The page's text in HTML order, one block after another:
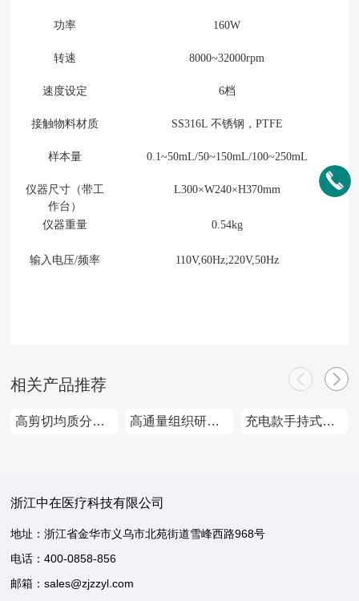
功率 160W
转速 8000~32000rpm
速度设定 6档
接触物料材质 SS316L 不锈钢，PTFE
样本量 0.1~50mL/50~150mL/100~250mL
仪器尺寸（带工
作台）
L300×W240×H370mm
仪器重量 0.54kg
输入电压/频率 110V,60Hz;220V,50Hz
相关产品推荐
高剪切均质分散
高通量组织研磨
充电款手持式均
浙江中在医疗科技有限公司
地址：浙江省金华市义乌市北苑街道雪峰西路968号
电话：400-0858-856
邮箱：sales@zjzzyl.com